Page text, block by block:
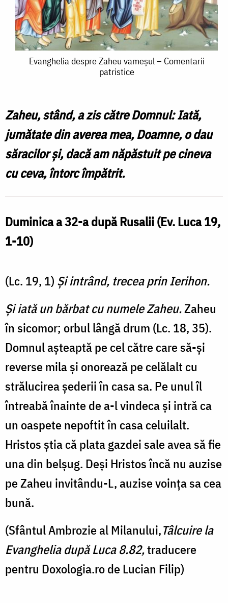
Evanghelia
vameșul
–
Comentarii
patristice
Evanghelia despre Zaheu vameșul – Comentarii
patristice
Zaheu, stând, a zis către Domnul: Iată,
jumătate din averea mea, Doamne, o dau
săracilor şi, dacă am năpăstuit pe cineva
cu ceva, întorc împătrit.
Duminica a 32-a după Rusalii (Ev. Luca 19,
1-10)
(Lc. 19, 1) Şi intrând, trecea prin Ierihon.
Și iată un bărbat cu numele Zaheu.Zaheu
în sicomor; orbul lângă drum (Lc. 18, 35).
Domnul așteaptă pe cel către care să-și
reverse mila și onorează pe celălalt cu
strălucirea șederii în casa sa. Pe unul îl
întreabă înainte de a-l vindeca și intră ca
un oaspete nepoftit în casa celuilalt.
Hristos știa că plata gazdei sale avea să fie
una din belșug. Deși Hristos încă nu auzise
pe Zaheu invitându-L, auzise voința sa cea
bună.
(Sfântul Ambrozie al Milanului,Tâlcuire la
Evanghelia după Luca 8.82,traducere
pentru Doxologia.ro de Lucian Filip)